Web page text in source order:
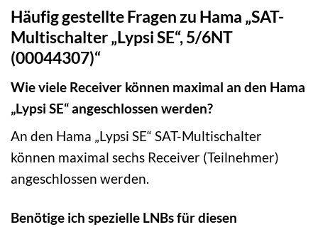
Häufig gestellte Fragen zu Hama „SAT-
Multischalter „Lypsi SE“, 5/6NT
(00044307)“
Wie viele Receiver können maximal an den Hama
„Lypsi SE“ angeschlossen werden?
An den Hama „Lypsi SE“ SAT-Multischalter
können maximal sechs Receiver (Teilnehmer)
angeschlossen werden.
Benötige ich spezielle LNBs für diesen